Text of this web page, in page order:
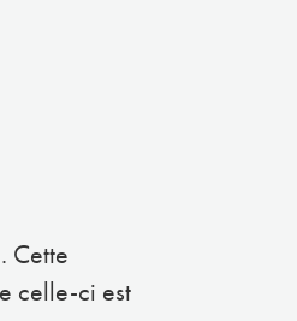
Cette
celle-ci est